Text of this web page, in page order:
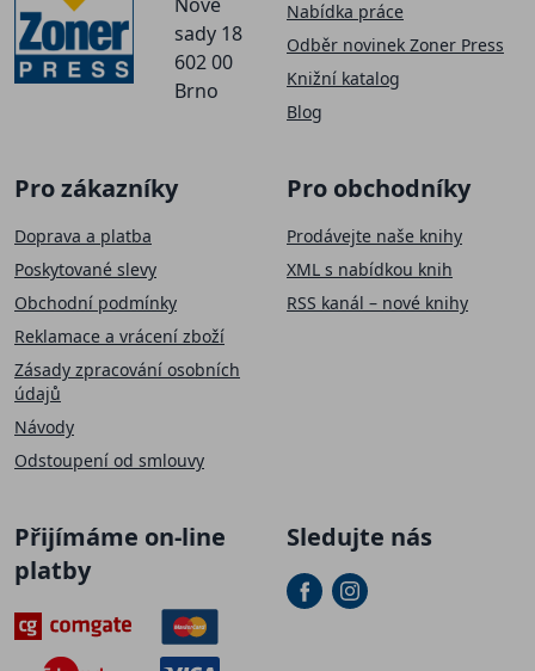
sady 18
602 00
Brno
Nabídka práce
Odběr novinek Zoner Press
Knižní katalog
Blog
Pro zákazníky
Doprava a platba
Poskytované slevy
Obchodní podmínky
Reklamace a vrácení zboží
Zásady zpracování osobních
údajů
Návody
Odstoupení od smlouvy
Pro obchodníky
Prodávejte naše knihy
XML s nabídkou knih
RSS kanál – nové knihy
Přijímáme on-line
platby
Sledujte nás
Přihlaste se k našemu newsletteru a sleva na první
nákupje Vaše.